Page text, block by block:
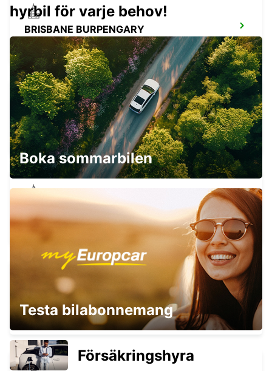
BRISBANE BURPENGARY
BURPENGARY - AUSTRALIA
BRISBANE ARCHERFIELD
ARCHERFIELD - AUSTRALIA
BRISBANE FORTITUDE VALLEY
FORTITUDE VALLEY - AUSTRALIA
BRISBANE CITY TRANSPORTFORDON
GEEBUNG - AUSTRALIA
hyrbil för varje behov!
Boka sommarbilen
Testa bilabonnemang
Försäkringshyra